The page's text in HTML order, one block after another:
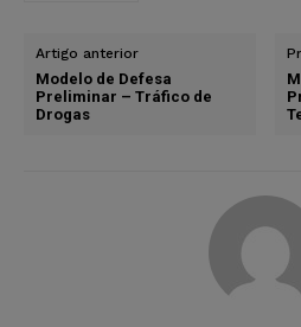
Artigo anterior
Modelo de Defesa
Preliminar – Tráfico de
Drogas